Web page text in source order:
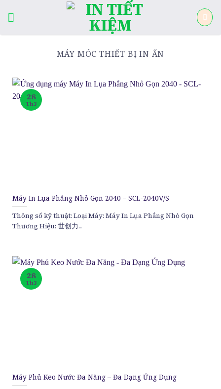
MÁY MÓC THIẾT BỊ IN ẤN
Máy In Lụa Phẳng Nhỏ Gọn 2040 – SCL-2040V/S
Thông số kỹ thuật: Loại Máy: Máy In Lụa Phẳng Nhỏ Gọn
Thương Hiệu: 世创力...
28
Th3
Máy Phủ Keo Nước Đa Năng – Đa Dạng Ứng Dụng
28
Th3